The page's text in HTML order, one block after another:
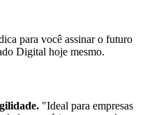
para você assinar o futuro
Digital hoje mesmo.
"Ideal para empresas